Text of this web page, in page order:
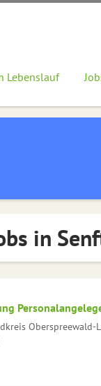
Lebenslauf
in
Oberspreewald-